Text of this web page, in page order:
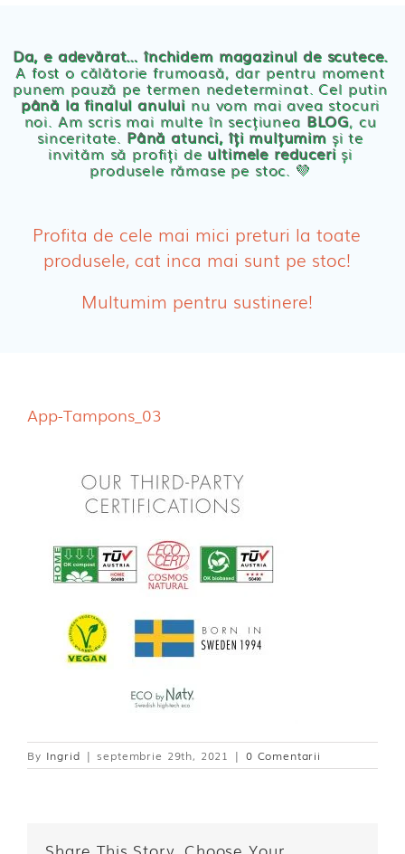
Servetele umede ecologice
Cosmetice BEBE
Olita Bio Naty
PRODUSE FEMEI
Absorbante Post-Natale
Absorbante Incontinenta Urinara
Dischete alaptare
Da, e adevărat… închidem magazinul de scutece.
A fost o călătorie frumoasă, dar pentru moment
punem pauză pe termen nedeterminat. Cel putin
până la finalul anului nu vom mai avea stocuri
noi. Am scris mai multe în secțiunea BLOG, cu
sinceritate. Până atunci, îți mulțumimși te
invităm să profiți de ultimele reduceriși
produsele rămase pe stoc. 💛
Profita de cele mai mici preturi la toate
produsele, cat inca mai sunt pe stoc!
Multumim pentru sustinere!
App-Tampons_03
By Ingrid | septembrie 29th, 2021 | 0 Comentarii